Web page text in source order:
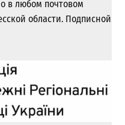
в любом почтовом
области. Подписной